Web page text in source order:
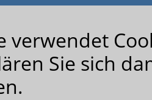
verwendet
Sie sich